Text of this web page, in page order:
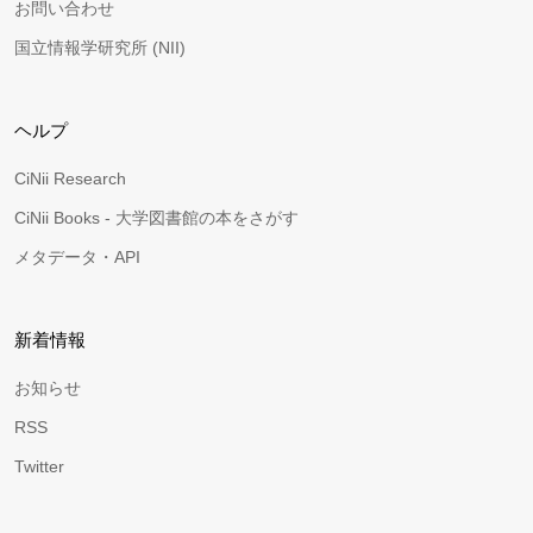
お問い合わせ
国立情報学研究所 (NII)
ヘルプ
CiNii Research
CiNii Books - 大学図書館の本をさがす
メタデータ・API
新着情報
お知らせ
RSS
Twitter